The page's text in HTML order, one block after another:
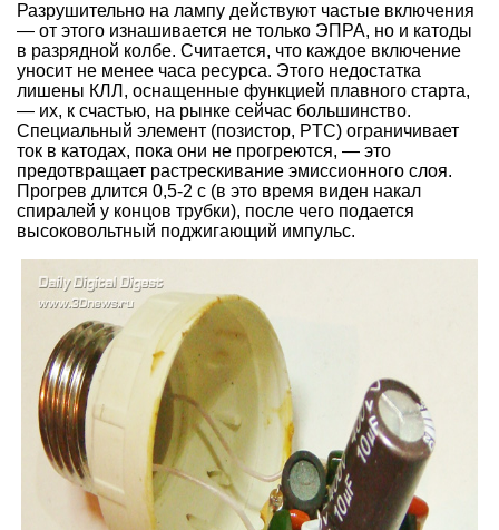
Разрушительно на лампу действуют частые включения
— от этого изнашивается не только ЭПРА, но и катоды
в разрядной колбе. Считается, что каждое включение
уносит не менее часа ресурса. Этого недостатка
лишены КЛЛ, оснащенные функцией плавного старта,
— их, к счастью, на рынке сейчас большинство.
Специальный элемент (позистор, PTC) ограничивает
ток в катодах, пока они не прогреются, — это
предотвращает растрескивание эмиссионного слоя.
Прогрев длится 0,5-2 с (в это время виден накал
спиралей у концов трубки), после чего подается
высоковольтный поджигающий импульс.